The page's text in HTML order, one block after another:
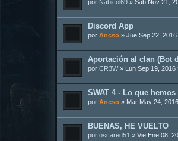
por Nabicol69 » Sab Nov 21,
Discord App
por Ancso » Jue Sep 22,
Aportación al clan (Bot
por CR3W» Lun Sep 19,
SWAT 4 - Lo que hemos
por Ancso » Mar May 24,
BUENAS, HE VUELTO
por oscared51 » Vie Ene 08,